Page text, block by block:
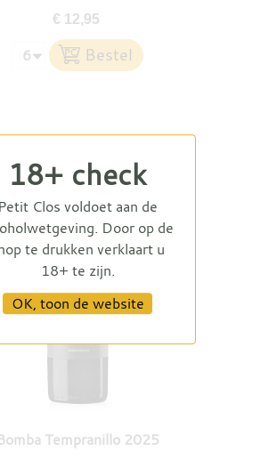
€ 12,95
Tempranillo 2025
18+ check
Petit Clos voldoet aan de
Door op de
te drukken verklaart u
18+ te zijn.
OK, toon de website